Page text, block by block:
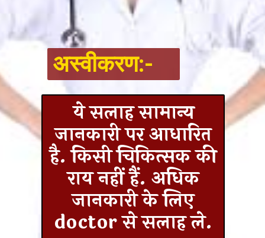
अस्वीकरण:-
ये सलाह सामान्य
जानकारी पर आधारित
है. किसी चिकित्सक की
राय नहीं हैं. अधिक
जानकारी के लिए
doctor से सलाह ले.